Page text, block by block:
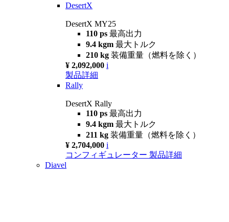
DesertX
DesertX MY25
110 ps 最高出力
9.4 kgm 最大トルク
210 kg 装備重量（燃料を除く）
¥ 2,092,000 i
製品詳細
Rally
DesertX Rally
110 ps 最高出力
9.4 kgm 最大トルク
211 kg 装備重量（燃料を除く）
¥ 2,704,000 i
コンフィギュレーター 製品詳細
Diavel